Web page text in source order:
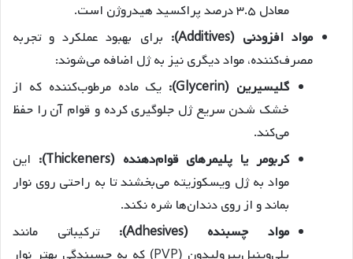
معادل ۳.۵ درصد پراکسید هیدروژن است.
مواد افزودنی (Additives):
برای بهبود عملکرد و تجربه
مصرف‌کننده، مواد دیگری نیز به ژل اضافه می‌شوند:
گلیسیرین (Glycerin):
یک ماده مرطوب‌کننده که از
خشک شدن سریع ژل جلوگیری کرده و قوام آن را حفظ
می‌کند.
کربومر یا پلیمرهای قوام‌دهنده (Thickeners):
این
مواد به ژل ویسکوزیته می‌بخشند تا به راحتی روی نوار
بماند و از روی دندان‌ها شره نکند.
مواد چسبنده (Adhesives):
ترکیباتی مانند